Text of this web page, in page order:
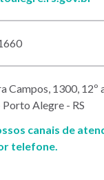
Campos, 1300, 12º
Porto Alegre - RS
canais de
telefone.